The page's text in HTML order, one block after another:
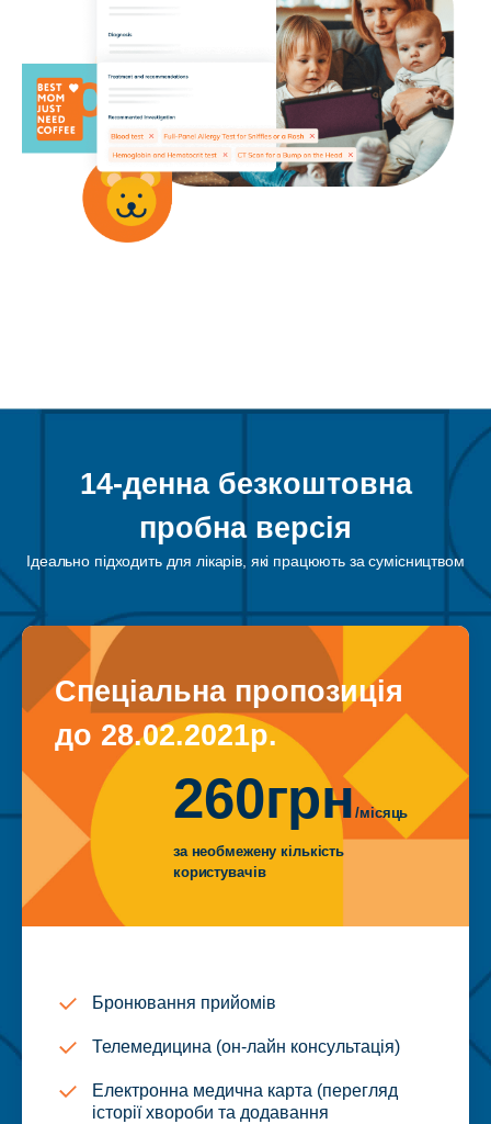
14-денна безкоштовна
пробна версія
Ідеально підходить для лікарів, які працюють за сумісництвом
Спеціальна пропозиція
до 28.02.2021р.
260грн/місяць
за необмежену кількість
користувачів
Бронювання прийомів
Телемедицина (он-лайн консультація)
Електронна медична карта (перегляд
історії хвороби та додавання